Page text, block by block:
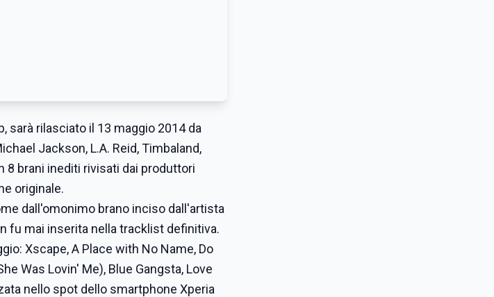
sarà rilasciato il 13 maggio 2014 da
Jackson, L.A. Reid, Timbaland,
8 brani inediti rivisati dai produttori
originale.
dall'omonimo brano inciso dall'artista
fu mai inserita nella tracklist definitiva.
Xscape, A Place with No Name, Do
Was Lovin' Me), Blue Gangsta, Love
nello spot dello smartphone Xperia